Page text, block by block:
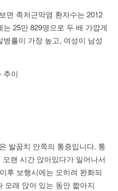
면 족저근막염 환자수는 2012
25만 829명으로 두 배 가깝게
률이 가장 높고, 여성이 남성
발꿈치 안쪽의 통증입니다. 통
랜 시간 앉아있다가 일어나서
후 보행시에는 오히려 완화되
오래 앉아 있는 동안 짧아지